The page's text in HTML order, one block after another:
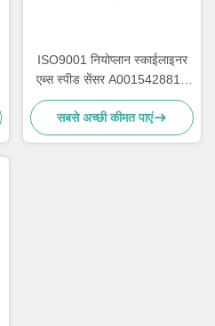
ISO9001 नियोप्लान स्काईलाइनर
एब्स स्पीड सेंसर A0015428818
0015423318
सबसे अच्छी कीमत पाएं